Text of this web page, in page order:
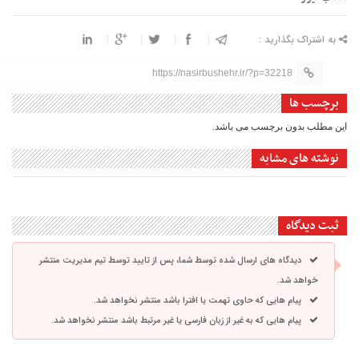
به اشتراک بگذارید :
https://nasirbushehr.ir/?p=32218
برچسب ها
این مطلب بدون برچسب می باشد.
نوشته های مشابه
ثبت دیدگاه
دیدگاه های ارسال شده توسط شما، پس از تایید توسط تیم مدیریت منتشر
خواهد شد.
پیام هایی که حاوی تهمت یا افترا باشد منتشر نخواهد شد.
پیام هایی که به غیر از زبان فارسی یا غیر مرتبط باشد منتشر نخواهد شد.